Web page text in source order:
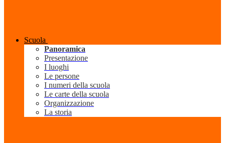
Scuola
Panoramica
Presentazione
I luoghi
Le persone
I numeri della scuola
Le carte della scuola
Organizzazione
La storia